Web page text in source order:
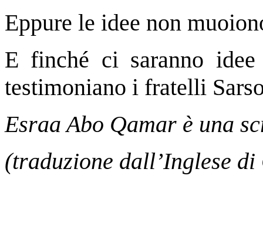
Eppure le idee non
E finché ci saranno
testimoniano i fratelli
Esraa Abo Qamar è una
(traduzione dall’Inglese